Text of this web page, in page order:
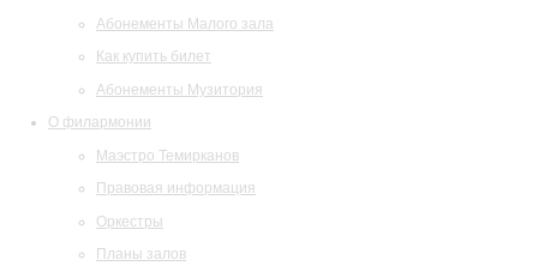
Абонементы Малого зала
Как купить билет
Абонементы Музитория
О филармонии
Маэстро Темирканов
Правовая информация
Оркестры
Планы залов